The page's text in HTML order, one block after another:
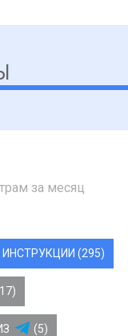
за месяц
ИНСТРУКЦИИ (295)
(5)